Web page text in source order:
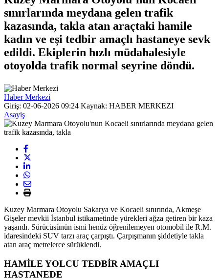
sınırlarında meydana gelen trafik
kazasında, takla atan araçtaki hamile
kadın ve eşi tedbir amaçlı hastaneye sevk
edildi. Ekiplerin hızlı müdahalesiyle
otoyolda trafik normal seyrine döndü.
Haber Merkezi
Giriş: 02-06-2026 09:24 Kaynak: HABER MERKEZI
Asayiş
Kuzey Marmara Otoyolu Sakarya ve Kocaeli sınırında, Akmeşe
Gişeler mevkii İstanbul istikametinde yürekleri ağza getiren bir kaza
yaşandı. Sürücüsünün ismi henüz öğrenilemeyen otomobil ile R.M.
idaresindeki SUV tarzı araç çarpıştı. Çarpışmanın şiddetiyle takla
atan araç metrelerce sürüklendi.
HAMİLE YOLCU TEDBİR AMAÇLI
HASTANEDE